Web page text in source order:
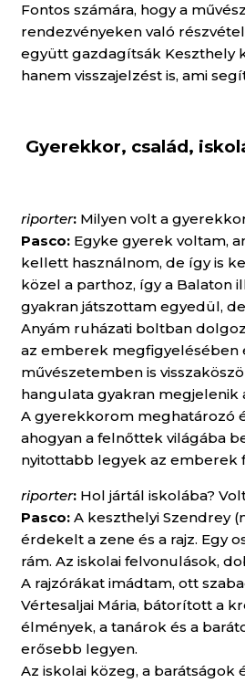
Fontos számára, hogy a
rendezvényeken való
együtt gazdagítsák Keszthely
hanem visszajelzést is, ami
Gyerekkor, család,
riporter: Milyen volt a
Pasco: Egyke gyerek voltam,
kellett használnom, de így is
közel a parthoz, így a Balaton
gyakran játszottam egyedül,
Anyám ruházati boltban
az emberek megfigyelésében
művészetemben is
hangulata gyakran megjelenik
A gyerekkorom meghatározó
ahogyan a felnőttek világába
nyitottabb legyek az emberek
riporter: Hol jártál iskolába?
Pasco: A keszthelyi Szendrey
érdekelt a zene és a rajz. Egy
rám. Az iskolai felvonulások,
A rajzórákat imádtam, ott
Vértesaljai Mária, bátorított a
élmények, a tanárok és a
erősebb legyen.
Az iskolai közeg, a